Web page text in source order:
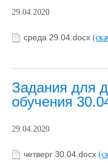
29.04.2020
среда 29.04.docx
Задания для
обучения
29.04.2020
четверг 30.04.docx